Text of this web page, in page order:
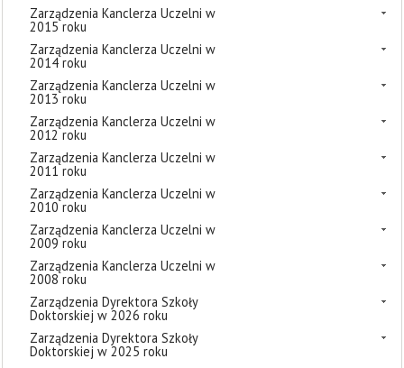
Zarządzenia Kanclerza Uczelni w
2015 roku
Zarządzenia Kanclerza Uczelni w
2014 roku
Zarządzenia Kanclerza Uczelni w
2013 roku
Zarządzenia Kanclerza Uczelni w
2012 roku
Zarządzenia Kanclerza Uczelni w
2011 roku
Zarządzenia Kanclerza Uczelni w
2010 roku
Zarządzenia Kanclerza Uczelni w
2009 roku
Zarządzenia Kanclerza Uczelni w
2008 roku
Zarządzenia Dyrektora Szkoły
Doktorskiej w 2026 roku
Zarządzenia Dyrektora Szkoły
Doktorskiej w 2025 roku